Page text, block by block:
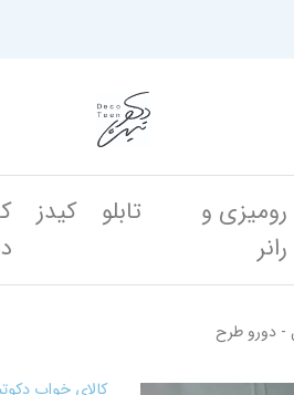
رومیزی و
رانر
تابلو کیدز
- دورو طرح